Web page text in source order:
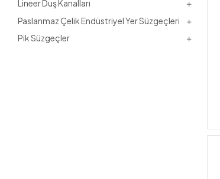
Lineer Duş Kanalları
Paslanmaz Çelik Endüstriyel Yer Süzgeçleri
Pik Süzgeçler